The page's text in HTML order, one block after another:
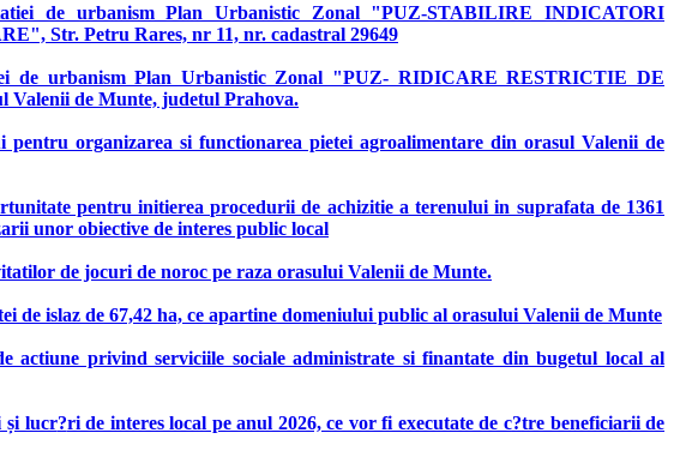
de urbanism Plan Urbanistic Zonal "PUZ-STABILIRE INDICATORI
Str. Petru Rares, nr 11, nr. cadastral 29649
de urbanism Plan Urbanistic Zonal "PUZ- RIDICARE RESTRICTIE DE
de Munte, judetul Prahova.
organizarea si functionarea pietei agroalimentare din orasul Valenii de
pentru initierea procedurii de achizitie a terenului in suprafata de 1361
unor obiective de interes public local
de jocuri de noroc pe raza orasului Valenii de Munte.
islaz de 67,42 ha, ce apartine domeniului public al orasului Valenii de Munte
privind serviciile sociale administrate si finantate din bugetul local al
și lucr?ri de interes local pe anul 2026, ce vor fi executate de c?tre beneficiarii de